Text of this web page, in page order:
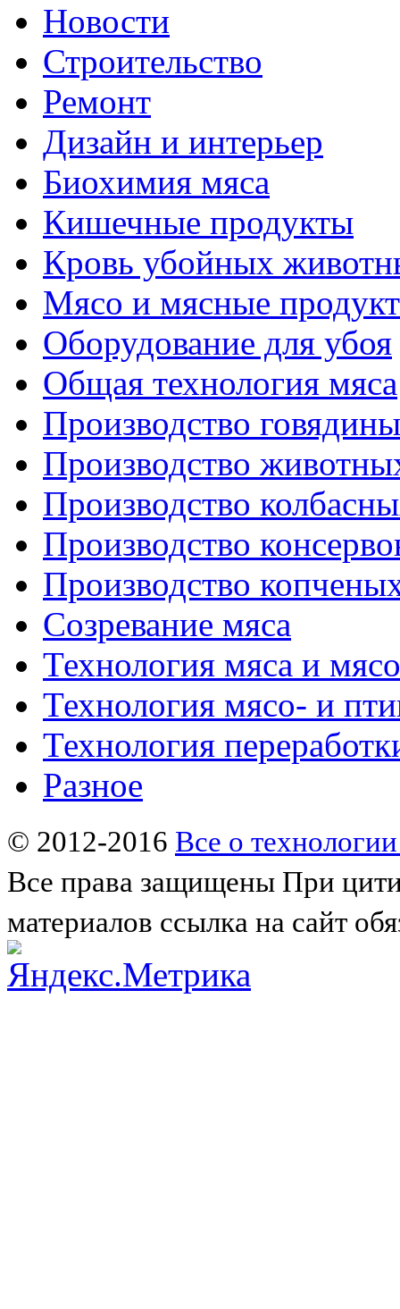
Новости
Строительство
Ремонт
Дизайн и интерьер
Биохимия мяса
Кишечные продукты
Кровь убойных
Мясо и мясные
Оборудование для убоя
Общая технология мяса
Производство говядины
Производство
Производство
Производство
Производство
Созревание мяса
Технология мяса и
Технология мясо- и
Технология
Разное
© 2012-2016 Все о
Все права защищены При
материалов ссылка на сайт